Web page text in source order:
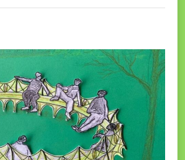
Over
De
Toekomst
Van
De
Wijk